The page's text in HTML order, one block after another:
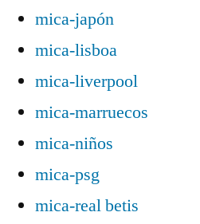
mica-japón
mica-lisboa
mica-liverpool
mica-marruecos
mica-niños
mica-psg
mica-real betis